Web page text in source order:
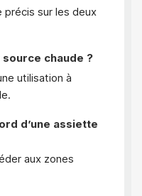
sur les deux
chaude ?
utilisation à
d’une assiette
aux zones